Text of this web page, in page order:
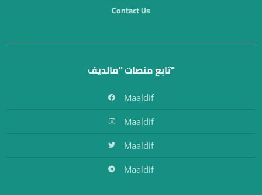
Contact Us
تابع منصات "مالديف"
Maaldif
Maaldif
Maaldif
Maaldif